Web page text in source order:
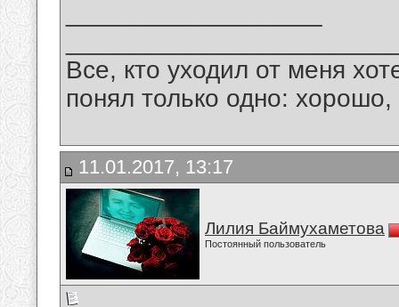
Все, кто уходил от меня
понял только одно:
11.01.2017, 13:17
Лилия Баймухаметова
Постоянный пользователь